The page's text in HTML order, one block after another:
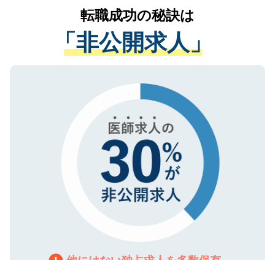
は、個人情報の取り扱いについての厳密な
管理基準を満たした事業者のみに付与され
る、プライバシーマークを取得済みです。
ご登録いただいた個人情報は、SSL（デー
で、機密保持に関してもご安心ください。
かがいして、現在の医療機関の状況や紹介
経験をまじえながら、適切なアドバイスを
させていただきます。すぐにご転職をされ
ない方には、長期的なサポートが可能です
ので、まずはご登録ください。
転職成功の秘訣は
「非公開求人」